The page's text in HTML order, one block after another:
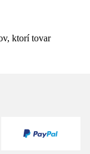
ktorí tovar